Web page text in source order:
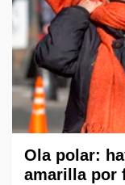
Ola polar:
amarilla por